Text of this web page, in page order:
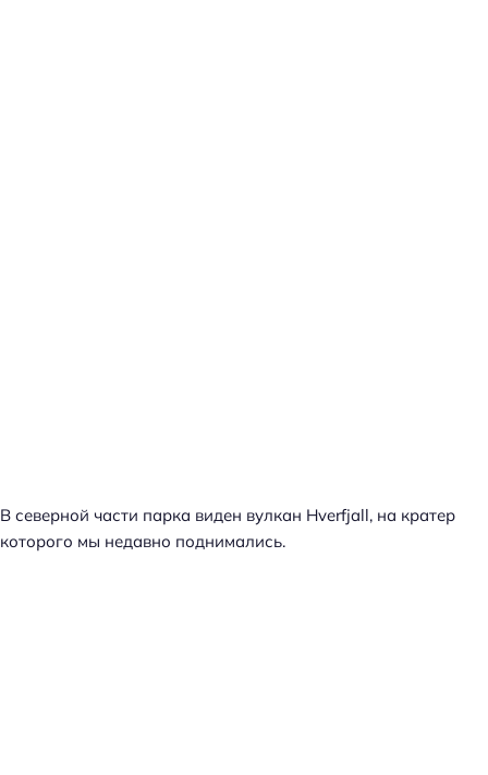
В северной части парка виден вулкан Hverfjall, на кратер
которого мы недавно поднимались.